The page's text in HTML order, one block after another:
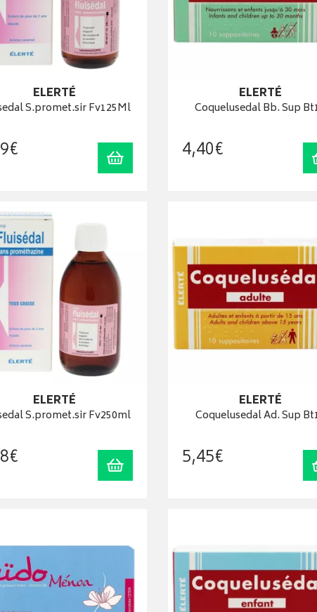
ELERTÉ
S.promet.sir Fv125Ml
€ Ajouter au panier
ELERTÉ
Coquelusedal Bb. Sup
4,40€
ELERTÉ
S.promet.sir Fv250ml
€ Ajouter au panier
ELERTÉ
Coquelusedal Ad. Sup
5,45€